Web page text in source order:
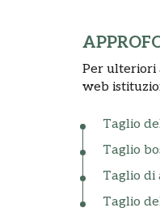
Per ulteriori
web
Taglio
Taglio
Taglio di
Taglio